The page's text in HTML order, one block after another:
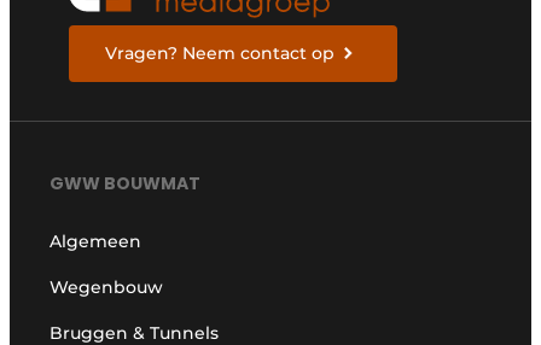
Vragen? Neem contact op
GWW BOUWMAT
Algemeen
Wegenbouw
Bruggen & Tunnels